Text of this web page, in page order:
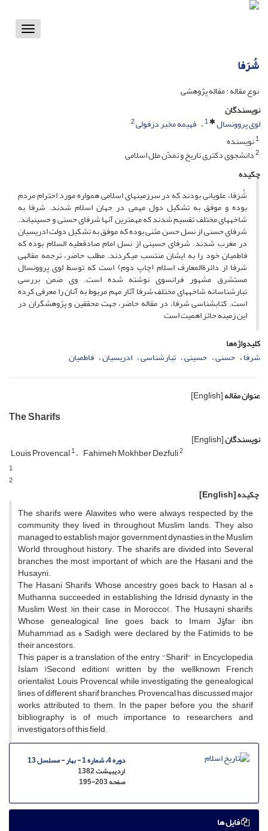
Toggle
شُرَفا
نوع مقاله : مقاله پژوهشی
نویسندگان
لوی پروونسال
1 فهیمه مخبر دزفولی2
1نویسنده
2دانشجوى دکترى تاریخ و تمدّن ملل اسلامى
چکیده
شُرَفا، علویانى بودند که در سرزمین‏هاى اسلامى همواره مورد احترام مردم
بوده و موفق به تشکیل دول مهمى در جهان اسلام شدند. شرفا به
شاخه‏هاى مختلف تقسیم شدند که مهم‏ترین آنها شرفاى حسنى و حسینى‏اند.
شرفاى حسنى از نسل حسن مثنى بوده که موفق به تشکیل دولت ادریسیان
در مغرب شدند. شرفاى حسینى از نسل امام صادق‏علیه السلام بوده که
فاطمیان خود را به ایشان منتسب مى‏کردند. مطلب حاضر، ترجمه مقاله‏ى
شرفا از دائرةالمعارف اسلام (چاپ دوم) است که توسط لوى پروونسال
مستشرق مشهور فرانسوى نوشته شده است. وى ضمن بررسى
تبارشناسانه شاخه‏هاى مختلف شرفا آثار مهم مربوط به آنان را معرفى کرده
است. کتابشناسى شرفا، در مقاله حاضر، جهت محققین و پژوهشگران در
این زمینه حائز اهمیت است‏
کلیدواژه‌ها
شرفا حسنى حسینى تبارشناسى ادریسیان فاطمیان
عنوان مقاله[English]
The Sharifs
نویسندگان[English]
Louis Provencal1 Fahimeh Mokhber Dezfuli2
1
2
چکیده[English]
The sharifs were Alawites who were always respected by the
community they lived in throughout Muslim lands. They also
managed to establish major government dynasties in the Muslim
World throughout history. The sharifs are divided into Several
branches the most important of which are the Hasani and the
Husayni.
The Hasani Sharifs, Whose ancestry goes back to Hasan al ه
Muthanna, succeeded in establishing the Idrisid dynasty in the
Muslim West )in their case, in Morocco(. The Husayni sharifs,
Whose genealogical line goes back to Imam Jؤfar ibn
Muhammad as ه Sadigh, were declared by the Fatimids to be
their ancestors.
This paper is a translation of the entry, "Sharif", in Encyclopedia
Islam )Second edition( written by the wellknown French
orientalist, Louis Provencal while investigating the genealogical
lines of different sharif branches, Provencal has discussed major
works attributed to them. In the paper before you, the sharif
bibliography is of much importance to researchers and
investigators of this field.
دوره 4، شماره 1 - بهار - مسلسل 13
اردیبهشت 1382
صفحه195-203
فایل ها